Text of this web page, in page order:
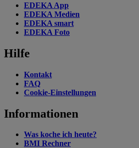
EDEKA App
EDEKA Medien
EDEKA smart
EDEKA Foto
Hilfe
Kontakt
FAQ
Cookie-Einstellungen
Informationen
Was koche ich heute?
BMI Rechner